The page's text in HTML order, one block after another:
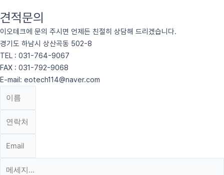
견적문의
이오테크에 문의 주시면 언제든 친절히 상담해 드리겠습니다.
경기도 하남시 상산곡동 502-8
TEL : 031-764-9067
FAX : 031-792-9068
E-mail: eotech114@naver.com